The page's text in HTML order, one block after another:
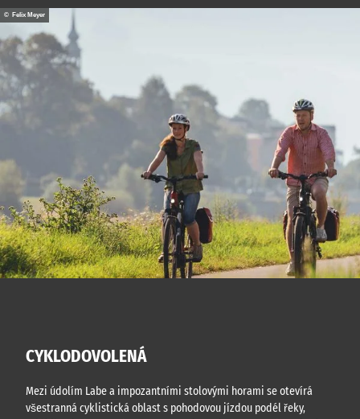
CYKLODOVOLENÁ
Mezi údolím Labe a impozantními stolovými horami se otevírá
všestranná cyklistická oblast s pohodovou jízdou podél řeky,
© Felix Meyer